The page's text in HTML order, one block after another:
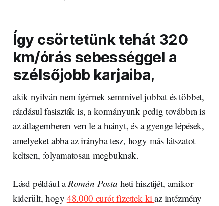
Így csörtetünk tehát 320
km/órás sebességgel a
szélsőjobb karjaiba,
akik nyilván nem ígérnek semmivel jobbat és többet,
ráadásul fasiszták is, a kormányunk pedig továbbra is
az átlagemberen veri le a hiányt, és a gyenge lépések,
amelyeket abba az irányba tesz, hogy más látszatot
keltsen, folyamatosan megbuknak.
Lásd például aRomán Posta heti hisztijét, amikor
kiderült, hogy 48.000 eurót fizettek kiaz intézmény